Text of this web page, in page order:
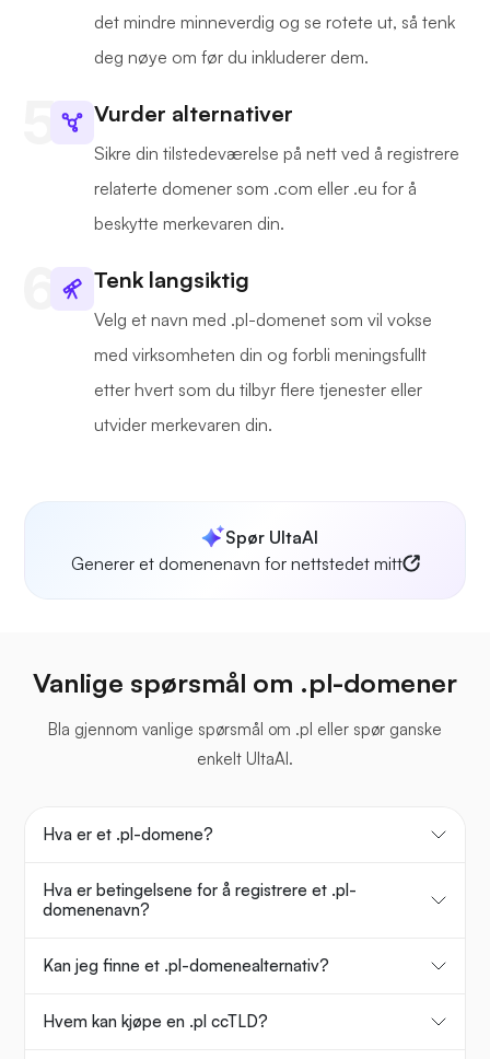
det mindre minneverdig og se rotete ut, så tenk
deg nøye om før du inkluderer dem.
Vurder alternativer
Sikre din tilstedeværelse på nett ved å registrere
relaterte domener som .com eller .eu for å
beskytte merkevaren din.
Tenk langsiktig
Velg et navn med .pl-domenet som vil vokse
med virksomheten din og forbli meningsfullt
etter hvert som du tilbyr flere tjenester eller
utvider merkevaren din.
Spør UltaAI
Generer et domenenavn for nettstedet mitt
Vanlige spørsmål om .pl-domener
Bla gjennom vanlige spørsmål om .pl eller spør ganske
enkelt UltaAI.
Hva er et .pl-domene?
Hva er betingelsene for å registrere et .pl-
domenenavn?
Kan jeg finne et .pl-domenealternativ?
Hvem kan kjøpe en .pl ccTLD?